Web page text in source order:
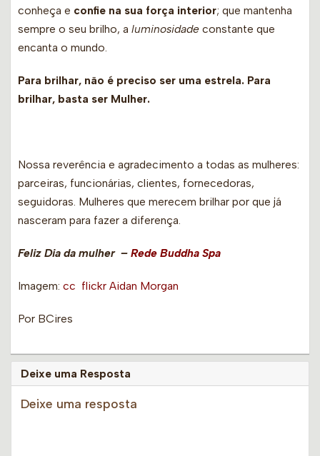
conheça e confie na sua força interior; que mantenha
sempre o seu brilho, a luminosidade constante que
encanta o mundo.
Para brilhar, não é preciso ser uma estrela. Para
brilhar, basta ser Mulher.
Nossa reverência e agradecimento a todas as mulheres:
parceiras, funcionárias, clientes, fornecedoras,
seguidoras. Mulheres que merecem brilhar por que já
nasceram para fazer a diferença.
Feliz Dia da mulher – Rede Buddha Spa
Imagem: cc flickr Aidan Morgan
Por BCires
Deixe uma Resposta
Deixe uma resposta